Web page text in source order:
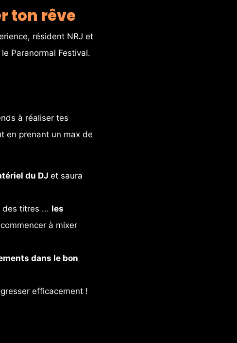
ton rêve
résident NRJ et
Paranormal Festival.
à réaliser tes
en prenant un max de
du DJ et saura
des titres ... les
à mixer
dans le bon
efficacement !